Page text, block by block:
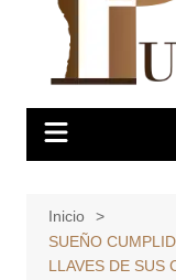
Inicio
SUEÑO
LLAVES DE SUS